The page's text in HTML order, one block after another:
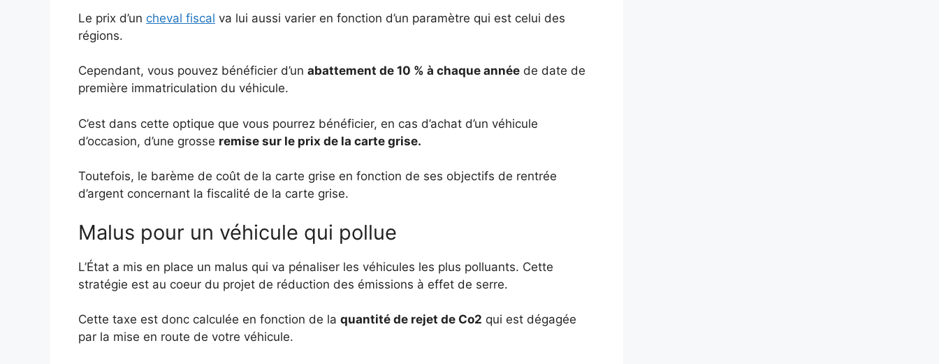
Le prix d’un cheval fiscal va lui aussi varier en fonction d’un paramètre qui est celui des
régions.
Cependant, vous pouvez bénéficier d’un abattement de 10 % à chaque année de date de
première immatriculation du véhicule.
C’est dans cette optique que vous pourrez bénéficier, en cas d’achat d’un véhicule
d’occasion, d’une grosse remise sur le prix de la carte grise.
Toutefois, le barème de coût de la carte grise en fonction de ses objectifs de rentrée
d’argent concernant la fiscalité de la carte grise.
Malus pour un véhicule qui pollue
L’État a mis en place un malus qui va pénaliser les véhicules les plus polluants. Cette
stratégie est au coeur du projet de réduction des émissions à effet de serre.
Cette taxe est donc calculée en fonction de la quantité de rejet de Co2 qui est dégagée
par la mise en route de votre véhicule.